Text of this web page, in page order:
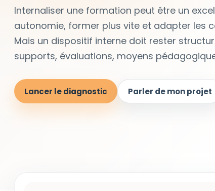
Internaliser une formation peut être un
autonomie, former plus vite et adapter les
Mais un dispositif interne doit rester
supports, évaluations, moyens
Lancer le diagnostic Parler de mon projet